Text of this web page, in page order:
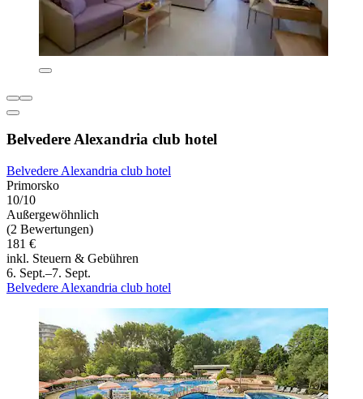
Belvedere Alexandria club hotel
Belvedere Alexandria club hotel
Primorsko
10/10
Außergewöhnlich
(2 Bewertungen)
181 €
inkl. Steuern & Gebühren
6. Sept.–7. Sept.
Belvedere Alexandria club hotel